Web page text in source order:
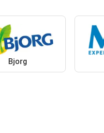
Bjorg